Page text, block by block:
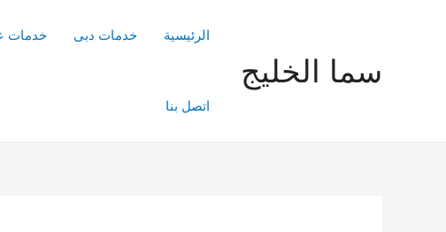
سما الخليج
الرئيسية خدمات دبى خدمات
اتصل بنا